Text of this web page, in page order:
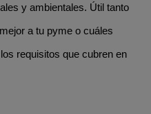
y ambientales. Útil tanto
a tu pyme o cuáles
requisitos que cubren en